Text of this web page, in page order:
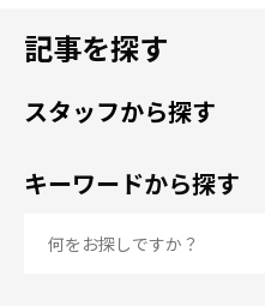
記事を探す
スタッフから探す
キーワードから探す